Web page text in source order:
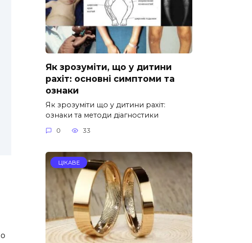
Як зрозуміти, що у дитини
рахіт: основні симптоми та
ознаки
Як зрозуміти що у дитини рахіт:
ознаки та методи діагностики
0 33
ЦІКАВЕ